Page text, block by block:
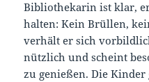
Bibliothekarin ist klar,
halten: Kein Brüllen,
verhält er sich
nützlich und scheint
zu genießen. Die